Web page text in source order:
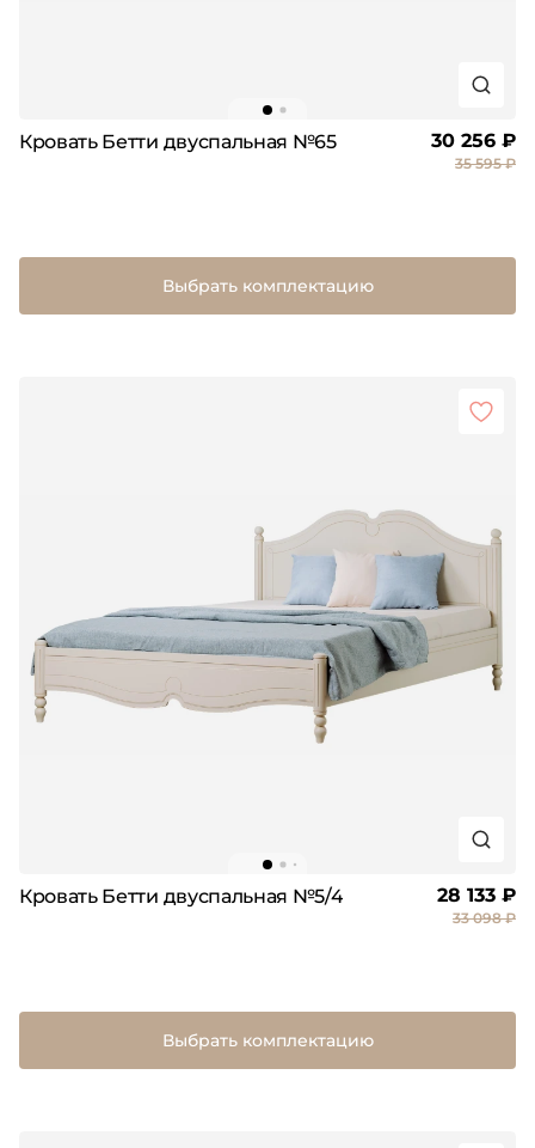
Кровать Бетти двуспальная №65 30 256 ₽
35 595 ₽
Выбрать комплектацию
Кровать Бетти двуспальная №5/4 28 133 ₽
33 098 ₽
Выбрать комплектацию